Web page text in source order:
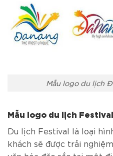
Mẫu logo du lịch
Mẫu logo du lịch Festival
Du lịch Festival là loại
khách sẽ được trải